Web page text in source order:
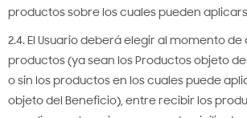
productos sobre los cuales pueden
2.4. El Usuario deberá elegir al momento de
productos (ya sean los Productos objeto
o sin los productos en los cuales puede
objeto del Beneficio), entre recibir los